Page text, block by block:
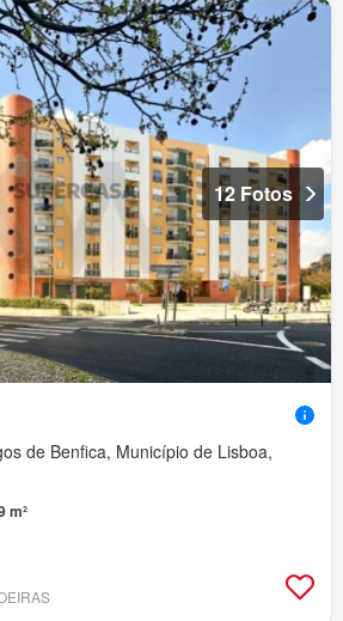
12 Fotos
de Benfica, Município de Lisboa,
m²